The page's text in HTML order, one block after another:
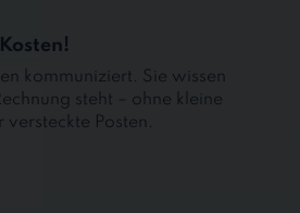
kommuniziert. Sie wissen
steht – ohne kleine
versteckte Posten.